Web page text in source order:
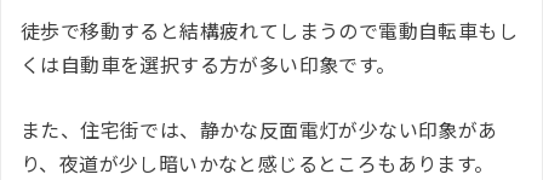
徒歩で移動すると結構疲れてしまうので電動自転車もし
くは自動車を選択する方が多い印象です。
また、住宅街では、静かな反面電灯が少ない印象があ
り、夜道が少し暗いかなと感じるところもあります。